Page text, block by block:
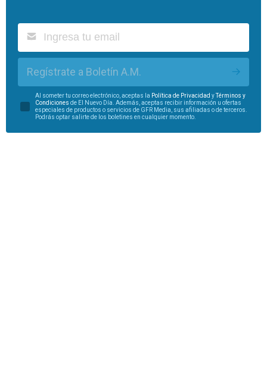
Regístrate a Boletín A.M.
Al someter tu correo electrónico, aceptas la Política de Privacidad yTérminos y
Condiciones de El Nuevo Día. Además, aceptas recibir información u ofertas
especiales de productos o servicios de GFR Media, sus afiliadas o de terceros.
Podrás optar salirte de los boletines en cualquier momento.